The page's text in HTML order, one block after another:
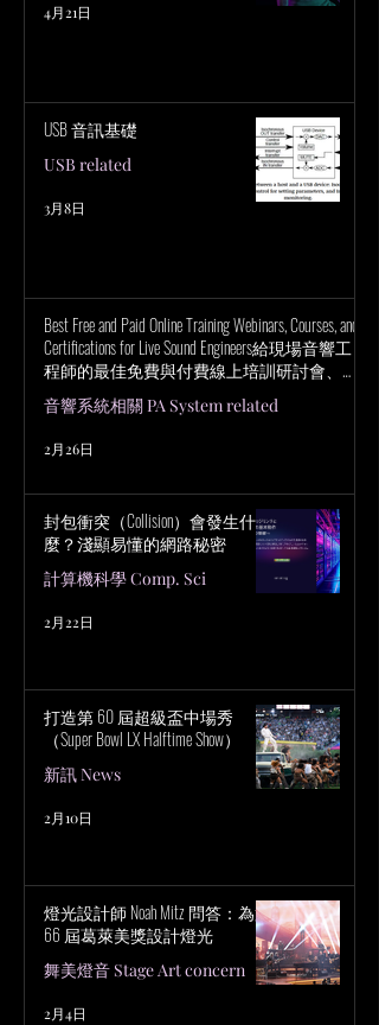
4月21日
USB 音訊基礎
USB related
3月8日
Best Free and Paid Online Training Webinars, Courses, and
Certifications for Live Sound Engineers給現場音響工
程師的最佳免費與付費線上培訓研討會、課
程與認證
音響系統相關 PA System related
2月26日
封包衝突（Collision）會發生什
麼？淺顯易懂的網路秘密
計算機科學 Comp. Sci
2月22日
打造第 60 屆超級盃中場秀
（Super Bowl LX Halftime Show）
新訊 News
2月10日
燈光設計師 Noah Mitz 問答：為第
66 屆葛萊美獎設計燈光
舞美燈音 Stage Art concern
2月4日